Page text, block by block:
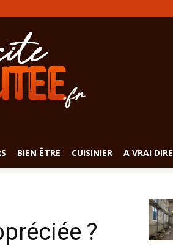
BIEN ÊTRE CUISINIER A VRAI DIRE
?